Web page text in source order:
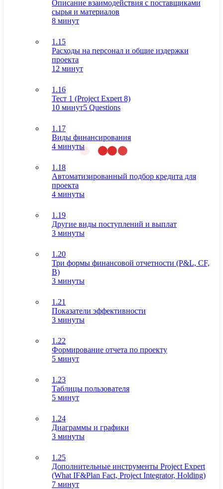
Описание взаимодействия с поставщиками
сырья и материалов
8 минут
1.15
Расходы на персонал и общие издержки
проекта
12 минут
1.16
Тест 1 (Project Expert 8)
10 минут5 Questions
1.17
Виды финансирования
4 минуты
1.18
Автоматизированный подбор кредита для
проекта
4 минуты
1.19
Другие виды поступлений и выплат
3 минуты
1.20
Три формы финансовой отчетности (P&L, CF,
B)
3 минуты
1.21
Показатели эффективности
3 минуты
1.22
Формирование отчета по проекту
5 минут
1.23
Таблицы пользователя
5 минут
1.24
Диаграммы и графики
3 минуты
1.25
Дополнительные инструменты Project Expert
(What IF&Plan Fact, Project Integrator, Holding)
7 минут